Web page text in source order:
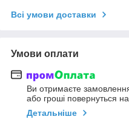
Всі умови доставки
Умови оплати
Ви отримаєте
або гроші повернуться
Детальніше